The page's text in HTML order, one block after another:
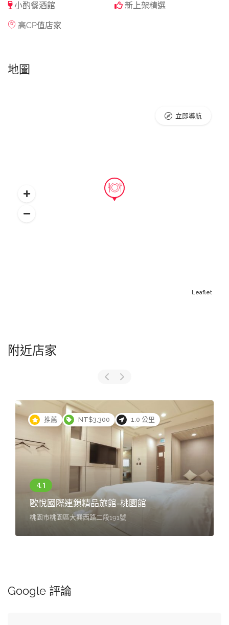
小酌餐酒館 新上架精選
高CP值店家
地圖
Leaflet
立即導航
附近店家
推薦 NT$3,300 1.0 公里
歐悅國際連鎖精品旅館-桃園館
桃園市桃園區大興西路二段191號
Google 評論